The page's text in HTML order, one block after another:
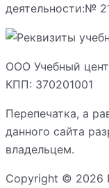
деятельности:№
ООО Учебный
КПП: 370201001
Перепечатка, а
данного сайта
владельцем.
Copyright © 2026